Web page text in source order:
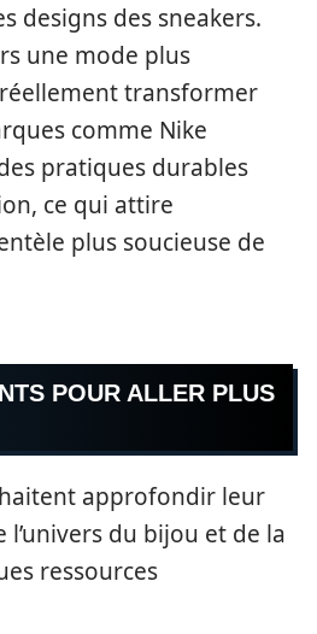
designs des sneakers.
une mode plus
transformer
comme Nike
pratiques durables
ce qui attire
plus soucieuse de
POUR ALLER PLUS
approfondir leur
du bijou et de la
ressources